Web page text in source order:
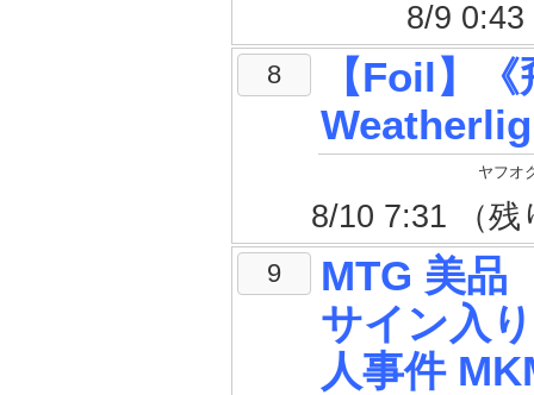
8/9
8
【Foil】
ヤフオ
8/10 7:31 （残
9
MTG 美品
サイン入
人事件